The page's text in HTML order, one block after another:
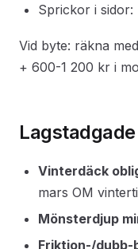
Sprickor i
Vid byte: räkna
+ 600-1 200 kr i
Vinterdäck
mars OM
Mönsterdjup
Friktion-/dubb-